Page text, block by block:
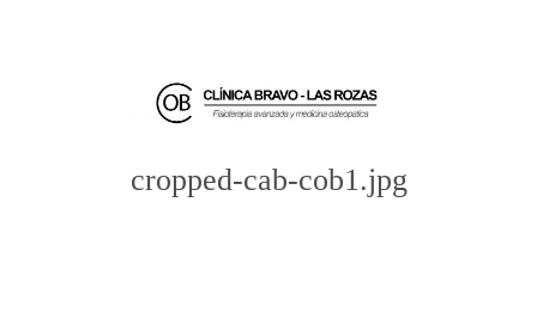
cropped-cab-cob1.jpg